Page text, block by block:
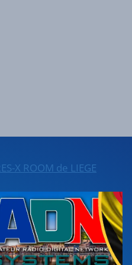
X ROOM de LIEGE